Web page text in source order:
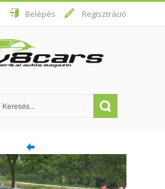
Belépés Regisztráció